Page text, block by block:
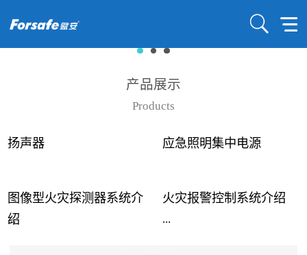
产品展示
Products
扬声器 应急照明集中电源
图像型火灾探测器系统介
绍
...
火灾报警控制系统介绍
...